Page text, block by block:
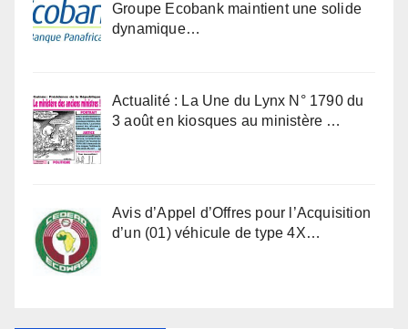
Groupe Ecobank maintient une solide
dynamique…
Actualité : La Une du Lynx N° 1790 du
3 août en kiosques au ministère …
Avis d’Appel d’Offres pour l’Acquisition
d’un (01) véhicule de type 4X…